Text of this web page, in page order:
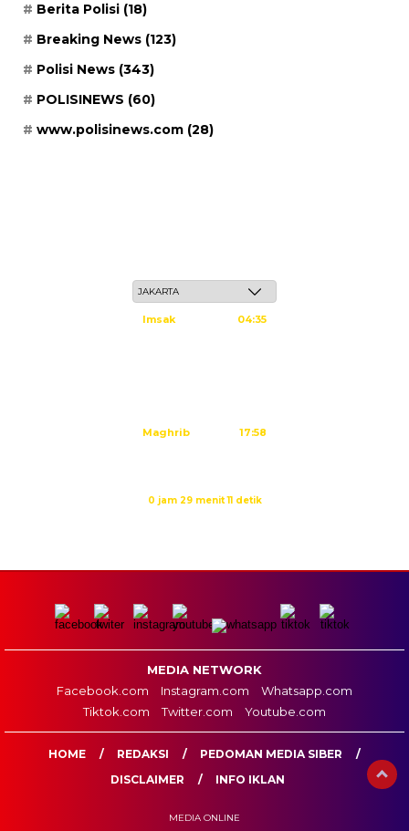
Berita Polisi (18)
Breaking News (123)
Polisi News (343)
POLISINEWS (60)
www.polisinews.com (28)
Imsak 04:35
Maghrib 17:58
0 jam 29 menit 10 detik
MEDIA NETWORK
Facebook.com
Instagram.com
Whatsapp.com
Tiktok.com
Twitter.com Youtube.com
HOME REDAKSI
PEDOMAN MEDIA SIBER
DISCLAIMER
INFO IKLAN
MEDIA ONLINE